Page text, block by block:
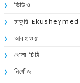
ভিডিও
চাকুরি
আবহাওয়া
খোলা চিঠি
নিখোঁজ